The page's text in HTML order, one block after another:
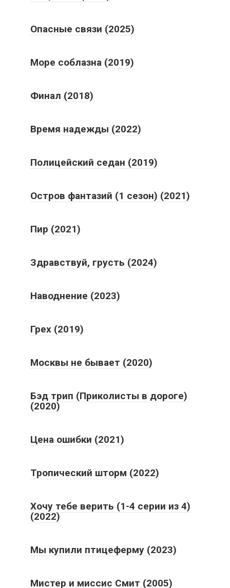
Опасные связи (2025)
Море соблазна (2019)
Финал (2018)
Время надежды (2022)
Полицейский седан (2019)
Остров фантазий (1 сезон) (2021)
Пир (2021)
Здравствуй, грусть (2024)
Наводнение (2023)
Грех (2019)
Москвы не бывает (2020)
Бэд трип (Приколисты в дороге)
(2020)
Цена ошибки (2021)
Тропический шторм (2022)
Хочу тебе верить (1-4 серии из 4)
(2022)
Мы купили птицеферму (2023)
Мистер и миссис Смит (2005)